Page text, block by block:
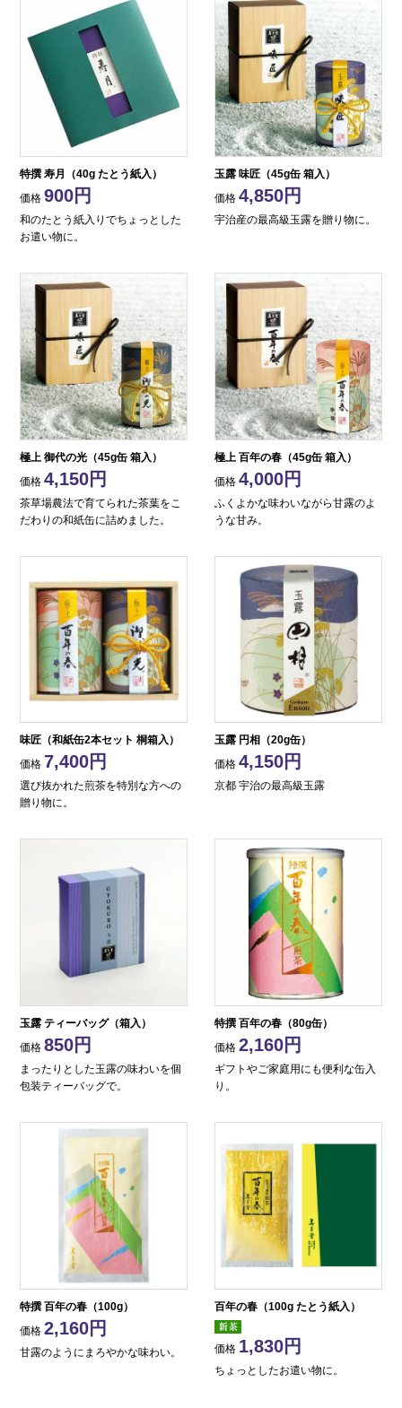
特撰 寿月（40g たとう紙入）
価格 900
和のたとう紙入りでちょっとした
お遣い物に。
玉露 味匠（45g缶 箱入）
価格 4,850
宇治産の最高級玉露を贈り物に。
極上 御代の光（45g缶 箱入）
価格 4,150
茶草場農法で育てられた茶葉をこ
だわりの和紙缶に詰めました。
極上 百年の春（45g缶 箱入）
価格 4,000
ふくよかな味わいながら甘露のよ
うな甘み。
味匠（和紙缶2本セット 桐箱入）
価格 7,400
選び抜かれた煎茶を特別な方への
贈り物に。
玉露 円相（20g缶）
価格 4,150
京都 宇治の最高級玉露
玉露 ティーバッグ（箱入）
価格 850
まったりとした玉露の味わいを個
包装ティーバッグで。
特撰 百年の春（80g缶）
価格 2,160
ギフトやご家庭用にも便利な缶入
り。
特撰 百年の春（100g）
価格 2,160
甘露のようにまろやかな味わい。
百年の春（100g たとう紙入）
価格 1,830
ちょっとしたお遣い物に。